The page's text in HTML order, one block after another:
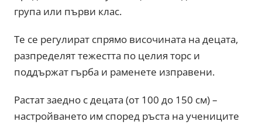
група или първи клас.
Те се регулират спрямо височината на децата,
разпределят тежестта по целия торс и
поддържат гърба и раменете изправени.
Растат заедно с децата (от 100 до 150 см) –
настройването им според ръста на учениците